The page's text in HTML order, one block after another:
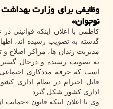
وظایفی برای وزارت
نوجوان»
کاظمی با اعلان اینکه قوانینی
گذشته به تصویب رسیده اند،
مدیریت زندان ها، مراکز اصلاح و
به تصویب رسیده و درحال
است که حرفه مددکاری
قابل احترام در نظام اداری
اداری کشور شکل گیرد.